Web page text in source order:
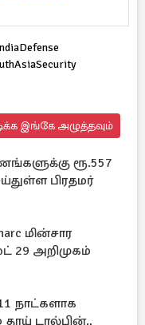
இங்கே அழுத்தவும்
ரூ.557
பிரதமர்
மின்சார
29 அறிமுகம்
நாட்களாக
தாய் டால்பின்.,